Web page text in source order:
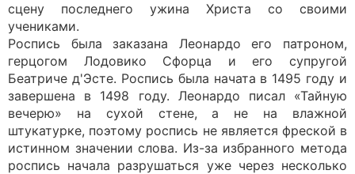
сцену последнего ужина Христа со своими
учениками.
Роспись была заказана Леонардо его патроном,
герцогом Лодовико Сфорца и его супругой
Беатриче д'Эсте. Роспись была начата в 1495 году и
завершена в 1498 году. Леонардо писал «Тайную
вечерю» на сухой стене, а не на влажной
штукатурке, поэтому роспись не является фреской в
истинном значении слова. Из-за избранного метода
роспись начала разрушаться уже через несколько